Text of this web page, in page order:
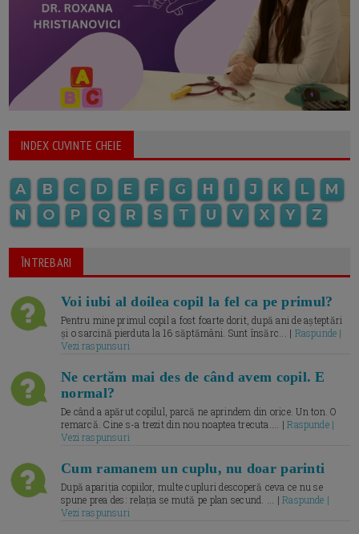
INDEX CUVINTE CHEIE
A B C D E F G H I J K L
M
N
O P Q R S T U V X Y Z
ÎNTREBARI
Voi iubi al doilea copil la fel ca pe primul?
Pentru mine primul copil a fost foarte dorit, după ani de așteptări
și o sarcină pierduta la 16 săptămâni. Sunt însărc... | Raspunde |
Vezi raspunsuri
Ne certăm mai des de când avem copil. E
normal?
De când a apărut copilul, parcă ne aprindem din orice. Un ton. O
remarcă. Cine s-a trezit din nou noaptea trecuta.... |Raspunde |
Vezi raspunsuri
Cum ramanem un cuplu, nu doar parinti
După apariția copiilor, multe cupluri descoperă ceva ce nu se
spune prea des: relația se mută pe plan secund. ... |Raspunde |
Vezi raspunsuri